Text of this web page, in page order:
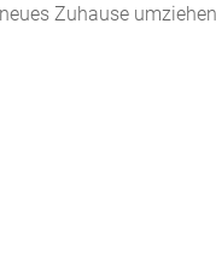
Zuhause umziehen.